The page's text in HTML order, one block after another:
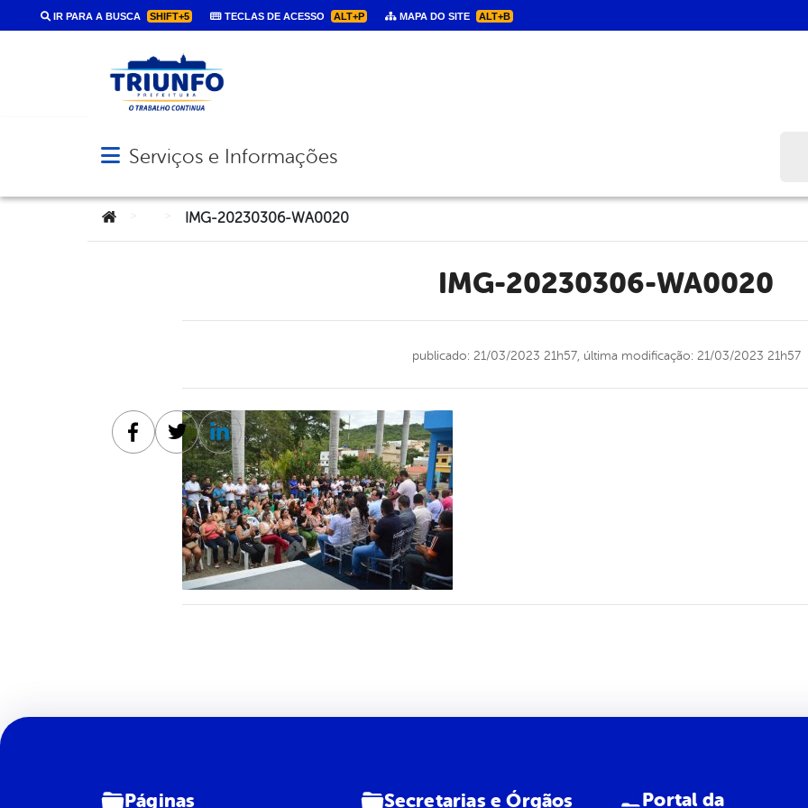
IR PARA A BUSCA SHIFT+5 TECLAS DE ACESSO ALT+P MAPA DO SITE ALT+B
Abrir menu principal de navegação
Serviços e Informações
Você está aqui:IMG-20230306-WA0020
IMG-20230306-WA0020
publicado: 21/03/2023 21h57, última modificação: 21/03/2023 21h57
Facebook
TwitterLinkedin
Páginas Secretarias e Órgãos
Portal da